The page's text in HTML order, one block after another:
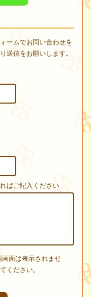
ームでお問い合わせを
送信をお願いします。
ばご記入ください
画面は表示されませ
ください。